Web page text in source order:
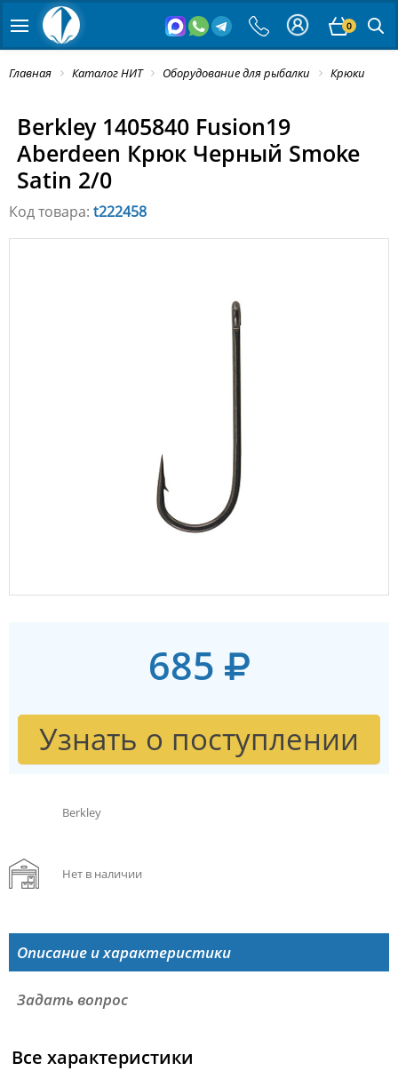
0
Главная Каталог НИТ Оборудование для рыбалки Крюки
Berkley 1405840 Fusion19
Aberdeen Крюк Черный Smoke
Satin 2/0
Код товара: t222458
685
Узнать о поступлении
Berkley
Нет в наличии
Описание и характеристики
Задать вопрос
Все характеристики